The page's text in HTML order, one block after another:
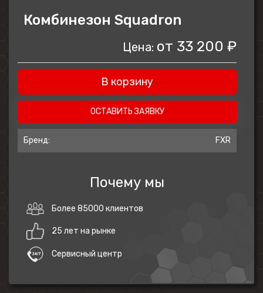
Комбинезон Squadron
Цена: от 33 200 ₽
В корзину
ОСТАВИТЬ ЗАЯВКУ
Бренд: FXR
Почему мы
Более 85000 клиентов
25 лет на рынке
Сервисный центр